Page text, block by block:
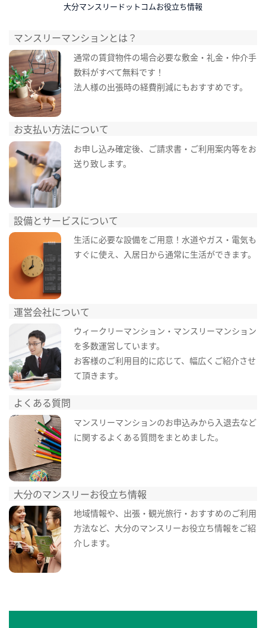
大分マンスリードットコムお役立ち情報
マンスリーマンションとは？
通常の賃貸物件の場合必要な敷金・礼金・仲介手
数料がすべて無料です！
法人様の出張時の経費削減にもおすすめです。
お支払い方法について
お申し込み確定後、ご請求書・ご利用案内等をお
送り致します。
設備とサービスについて
生活に必要な設備をご用意！水道やガス・電気も
すぐに使え、入居日から通常に生活ができます。
運営会社について
ウィークリーマンション・マンスリーマンション
を多数運営しています。
お客様のご利用目的に応じて、幅広くご紹介させ
て頂きます。
よくある質問
マンスリーマンションのお申込みから入退去など
に関するよくある質問をまとめました。
大分のマンスリーお役立ち情報
地域情報や、出張・観光旅行・おすすめのご利用
方法など、大分のマンスリーお役立ち情報をご紹
介します。